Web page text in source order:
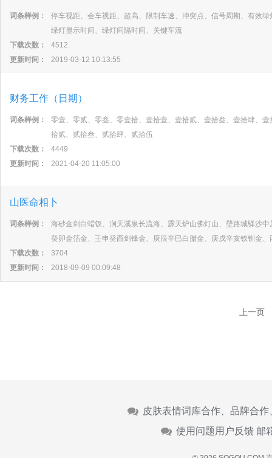
词条样例：
停车视距、会车视距、超高、限制车速、冲突点、信号周期、有效
绿灯显示时间、绿灯间隔时间、关键车流
下载次数：
4512
更新时间：
2019-03-12 10:13:55
财务工作（日期）
词条样例：
零壹、零贰、零叁、零壹拾、壹拾壹、壹拾贰、壹拾叁、壹拾肆、
拾贰、贰拾叁、贰拾肆、贰拾伍
下载次数：
4449
更新时间：
2021-04-20 11:05:00
山医命相卜
词条样例：
海砂金剑白蜡钗、涧天溪泉长流海、霹天炉山佛灯山、壁路城驿沙
癸卯金箔金、壬申癸酉剑锋金、庚辰辛巳白腊金、庚戌辛亥钗钏金、
下载次数：
3704
更新时间：
2018-09-09 00:09:48
上一页
皮肤表情词库合作、品牌合
使用问题用户反馈 邮